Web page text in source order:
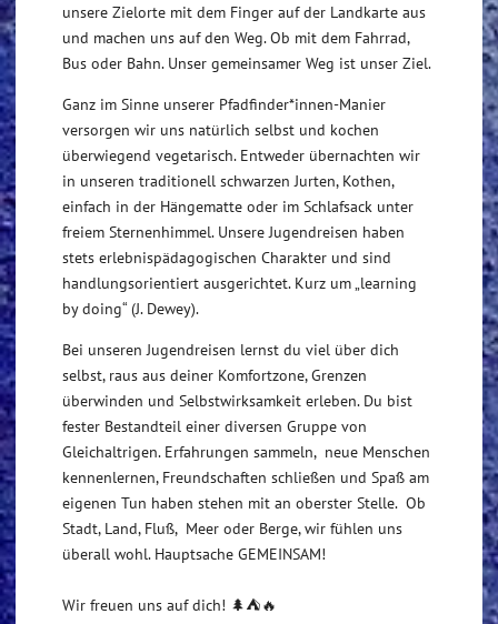
unsere Zielorte mit dem Finger auf der Landkarte aus
und machen uns auf den Weg. Ob mit dem Fahrrad,
Bus oder Bahn. Unser gemeinsamer Weg ist unser Ziel.
Ganz im Sinne unserer Pfadfinder*innen-Manier
versorgen wir uns natürlich selbst und kochen
überwiegend vegetarisch. Entweder übernachten wir
in unseren traditionell schwarzen Jurten, Kothen,
einfach in der Hängematte oder im Schlafsack unter
freiem Sternenhimmel. Unsere Jugendreisen haben
stets erlebnispädagogischen Charakter und sind
handlungsorientiert ausgerichtet. Kurz um „learning
by doing“ (J. Dewey).
Bei unseren Jugendreisen lernst du viel über dich
selbst, raus aus deiner Komfortzone, Grenzen
überwinden und Selbstwirksamkeit erleben. Du bist
fester Bestandteil einer diversen Gruppe von
Gleichaltrigen. Erfahrungen sammeln, neue Menschen
kennenlernen, Freundschaften schließen und Spaß am
eigenen Tun haben stehen mit an oberster Stelle. Ob
Stadt, Land, Fluß, Meer oder Berge, wir fühlen uns
überall wohl. Hauptsache GEMEINSAM!
Wir freuen uns auf dich! 🌲⛺🔥